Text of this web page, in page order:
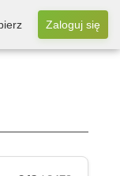
Zaloguj się